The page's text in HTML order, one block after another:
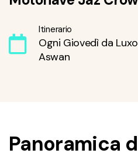
Itinerario
Ogni Giovedì da
Aswan
Panoramica